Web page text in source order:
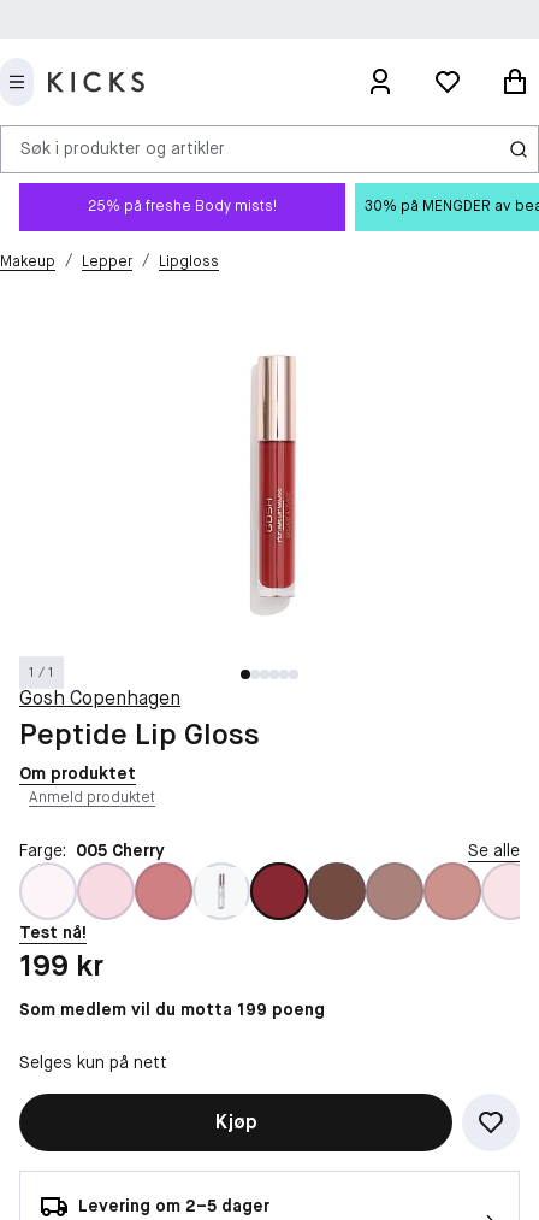
Søk i produkter og artikler
25% på freshe Body mists! 30% på MENGDER av
Makeup / Lepper / Lipgloss
1 / 1
Gosh Copenhagen
Peptide Lip Gloss
Om produktet
Anmeld produktet
Farge: 005 Cherry Se alle
Test nå!
Pris: 199 kr
199 kr
Som medlem vil du motta 199 poeng
Selges kun på nett
Kjøp
Levering om 2–5 dager